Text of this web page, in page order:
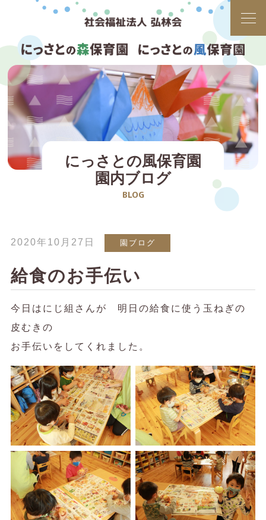
にっさとの風保育園
園内ブログ
BLOG
2020年10月27日 園ブログ
給食のお手伝い
今日はにじ組さんが 明日の給食に使う玉ねぎの
皮むきの
お手伝いをしてくれました。